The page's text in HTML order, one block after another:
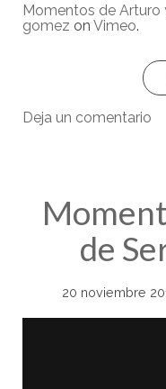
Momentos de Arturo
gomez on Vimeo.
Deja un comentario
de
20 noviembre